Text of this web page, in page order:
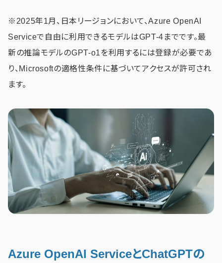
※2025年1月、日本リージョンにおいて、Azure OpenAI
Serviceで自由に利用できるモデルはGPT-4までです。最
新の推論モデルのGPT-o1を利用するには登録が必要であ
り、Microsoftの適格性条件に基づいてアクセスが許可され
ます。
Azure OpenAI ServiceとChatGPTの